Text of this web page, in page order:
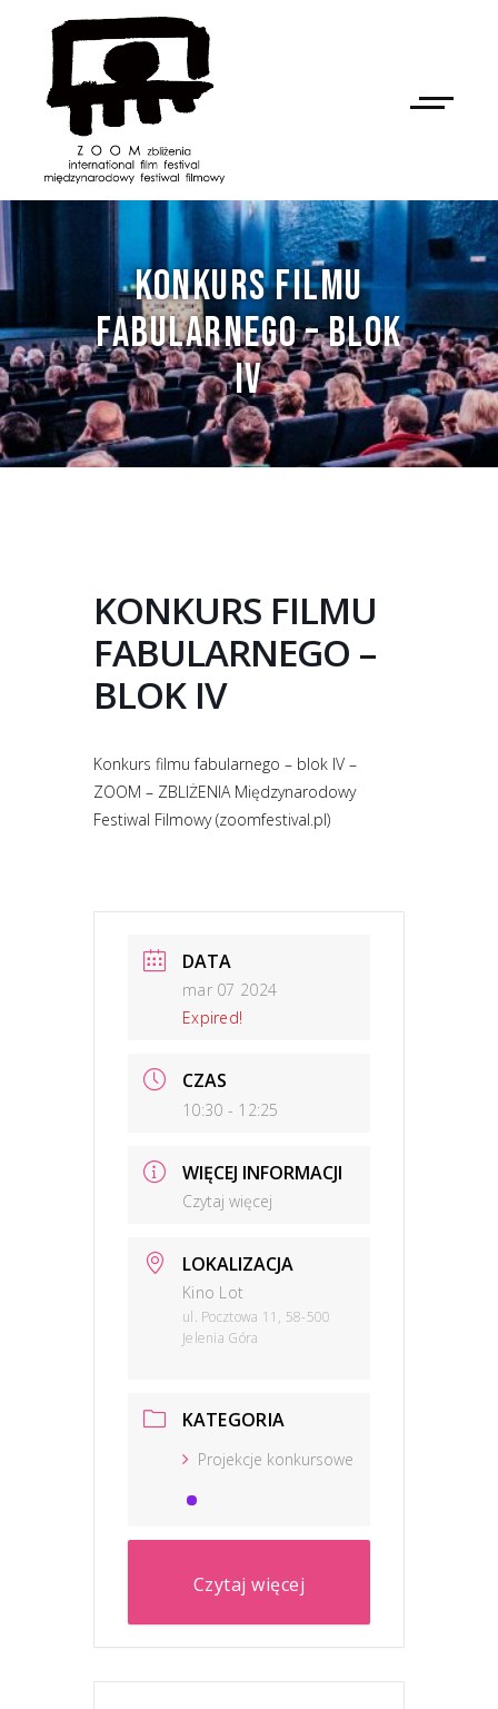
KONKURS FILMU
FABULARNEGO – BLOK
IV
NAN
KONKURS FILMU
FABULARNEGO –
BLOK IV
Konkurs filmu fabularnego – blok IV –
ZOOM – ZBLIŻENIA Międzynarodowy
Festiwal Filmowy (zoomfestival.pl)
DATA
mar 07 2024
Expired!
CZAS
10:30 - 12:25
WIĘCEJ INFORMACJI
Czytaj więcej
LOKALIZACJA
Kino Lot
ul. Pocztowa 11, 58-500
Jelenia Góra
KATEGORIA
Projekcje konkursowe
Czytaj więcej